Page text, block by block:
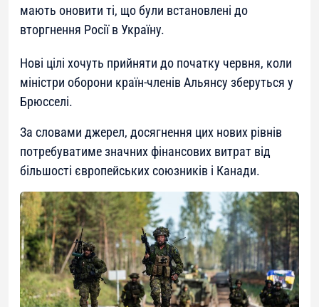
мають оновити ті, що були встановлені до
вторгнення Росії в Україну.
Нові цілі хочуть прийняти до початку червня, коли
міністри оборони країн-членів Альянсу зберуться у
Брюсселі.
За словами джерел, досягнення цих нових рівнів
потребуватиме значних фінансових витрат від
більшості європейських союзників і Канади.